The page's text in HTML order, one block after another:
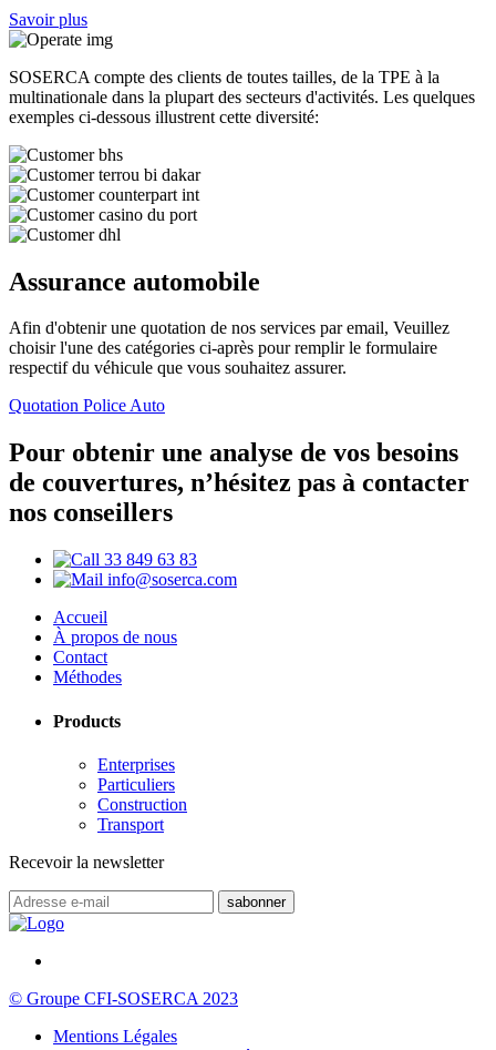
Savoir plus
SOSERCA compte des clients de toutes tailles, de la TPE à la
multinationale dans la plupart des secteurs d'activités. Les quelques
exemples ci-dessous illustrent cette diversité:
Assurance automobile
Afin d'obtenir une quotation de nos services par email, Veuillez
choisir l'une des catégories ci-après pour remplir le formulaire
respectif du véhicule que vous souhaitez assurer.
Quotation Police Auto
Pour obtenir une analyse de vos besoins
de couvertures, n’hésitez pas à contacter
nos conseillers
33 849 63 83
info@soserca.com
Accueil
À propos de nous
Contact
Méthodes
Products
Enterprises
Particuliers
Construction
Transport
Recevoir la newsletter
© Groupe CFI-SOSERCA 2023
Mentions Légales